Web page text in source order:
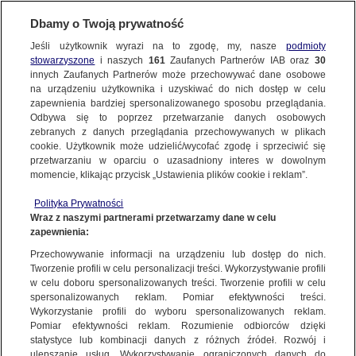
METEO
ŚWIAT
Tylko w tej szkole życie straciło 20
uczniów. "Chciałam im pomóc,
ale nie mogłam"
23.11.2022, 16:40
Udostępnij
Spod gruzów budynków zawalonych po
poniedziałkowym trzęsieniu ziemi na Jawie w
Indonezji wyciągane są kolejne ciała. Wśród ofiar
jest wiele dzieci, które były w szkołach, kiedy
wydarzyła się tragedia. W jednej z podstawówek
zginęło 20 uczniów. Rodzice nie kryją rozpaczy
Dbamy o Twoją prywatność
Jeśli użytkownik wyrazi na to zgodę, my, nasze podmioty
stowarzyszone i naszych 161Zaufanych Partnerów IAB oraz 30
innych Zaufanych Partnerów może przechowywać dane osobowe
na urządzeniu użytkownika i uzyskiwać do nich dostęp w celu
zapewnienia bardziej spersonalizowanego sposobu przeglądania.
Odbywa się to poprzez przetwarzanie danych osobowych
zebranych z danych przeglądania przechowywanych w plikach
cookie. Użytkownik może udzielić/wycofać zgodę i sprzeciwić się
przetwarzaniu w oparciu o uzasadniony interes w dowolnym
momencie, klikając przycisk „Ustawienia plików cookie i reklam”.
Polityka Prywatności
Wraz z naszymi partnerami przetwarzamy dane w celu
zapewnienia:
Przechowywanie informacji na urządzeniu lub dostęp do nich.
Tworzenie profili w celu personalizacji treści. Wykorzystywanie profili
w celu doboru spersonalizowanych treści. Tworzenie profili w celu
spersonalizowanych reklam. Pomiar efektywności treści.
Wykorzystanie profili do wyboru spersonalizowanych reklam.
Pomiar efektywności reklam. Rozumienie odbiorców dzięki
statystyce lub kombinacji danych z różnych źródeł. Rozwój i